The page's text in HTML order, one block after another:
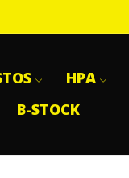
HPA
B-STOCK